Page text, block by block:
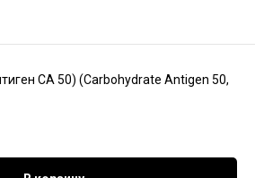
CA 50) (Carbohydrate Antigen 50,